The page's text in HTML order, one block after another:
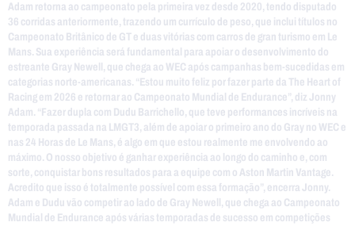
Adam retorna ao campeonato pela primeira vez desde 2020, tendo disputado
36 corridas anteriormente, trazendo um currículo de peso, que inclui títulos no
Campeonato Britânico de GT e duas vitórias com carros de gran turismo em Le
Mans. Sua experiência será fundamental para apoiar o desenvolvimento do
estreante Gray Newell, que chega ao WEC após campanhas bem-sucedidas em
categorias norte-americanas. “Estou muito feliz por fazer parte da The Heart of
Racing em 2026 e retornar ao Campeonato Mundial de Endurance”, diz Jonny
Adam. “Fazer dupla com Dudu Barrichello, que teve performances incríveis na
temporada passada na LMGT3, além de apoiar o primeiro ano do Gray no WEC e
nas 24 Horas de Le Mans, é algo em que estou realmente me envolvendo ao
máximo. O nosso objetivo é ganhar experiência ao longo do caminho e, com
sorte, conquistar bons resultados para a equipe com o Aston Martin Vantage.
Acredito que isso é totalmente possível com essa formação”, encerra Jonny.
Adam e Dudu vão competir ao lado de Gray Newell, que chega ao Campeonato
Mundial de Endurance após várias temporadas de sucesso em competições